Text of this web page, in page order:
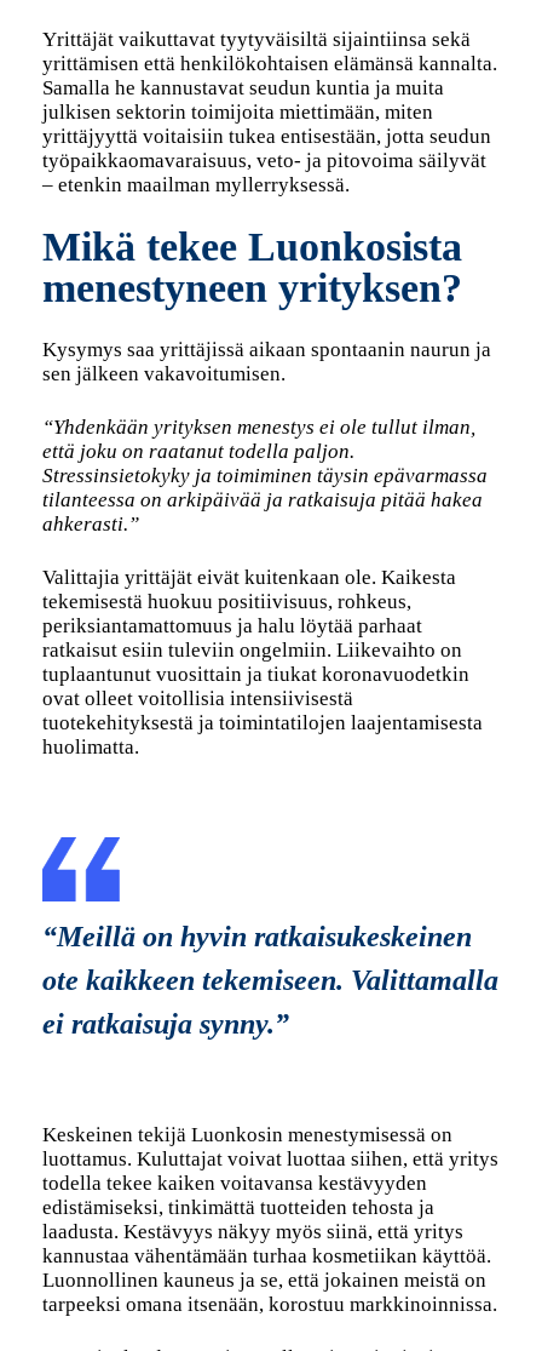
Yrittäjät vaikuttavat tyytyväisiltä sijaintiinsa sekä
yrittämisen että henkilökohtaisen elämänsä kannalta.
Samalla he kannustavat seudun kuntia ja muita
julkisen sektorin toimijoita miettimään, miten
yrittäjyyttä voitaisiin tukea entisestään, jotta seudun
työpaikkaomavaraisuus, veto- ja pitovoima säilyvät
– etenkin maailman myllerryksessä.
Mikä tekee Luonkosista
menestyneen yrityksen?
Kysymys saa yrittäjissä aikaan spontaanin naurun ja
sen jälkeen vakavoitumisen.
“Yhdenkään yrityksen menestys ei ole tullut ilman,
että joku on raatanut todella paljon.
Stressinsietokyky ja toimiminen täysin epävarmassa
tilanteessa on arkipäivää ja ratkaisuja pitää hakea
ahkerasti.”
Valittajia yrittäjät eivät kuitenkaan ole. Kaikesta
tekemisestä huokuu positiivisuus, rohkeus,
periksiantamattomuus ja halu löytää parhaat
ratkaisut esiin tuleviin ongelmiin. Liikevaihto on
tuplaantunut vuosittain ja tiukat koronavuodetkin
ovat olleet voitollisia intensiivisestä
tuotekehityksestä ja toimintatilojen laajentamisesta
huolimatta.
“Meillä on hyvin ratkaisukeskeinen
ote kaikkeen tekemiseen. Valittamalla
ei ratkaisuja synny.”
Keskeinen tekijä Luonkosin menestymisessä on
luottamus. Kuluttajat voivat luottaa siihen, että yritys
todella tekee kaiken voitavansa kestävyyden
edistämiseksi, tinkimättä tuotteiden tehosta ja
laadusta. Kestävyys näkyy myös siinä, että yritys
kannustaa vähentämään turhaa kosmetiikan käyttöä.
Luonnollinen kauneus ja se, että jokainen meistä on
tarpeeksi omana itsenään, korostuu markkinoinnissa.